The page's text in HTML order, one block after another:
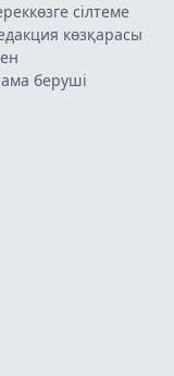
сілтеме
көзқарасы
беруші